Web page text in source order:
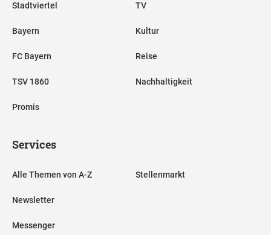
Stadtviertel
Bayern
FC Bayern
TSV 1860
Promis
TV
Kultur
Reise
Nachhaltigkeit
Services
Alle Themen von A-Z
Newsletter
Messenger
Stellenmarkt